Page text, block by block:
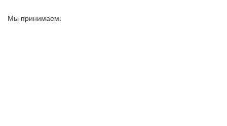
Мы принимаем: